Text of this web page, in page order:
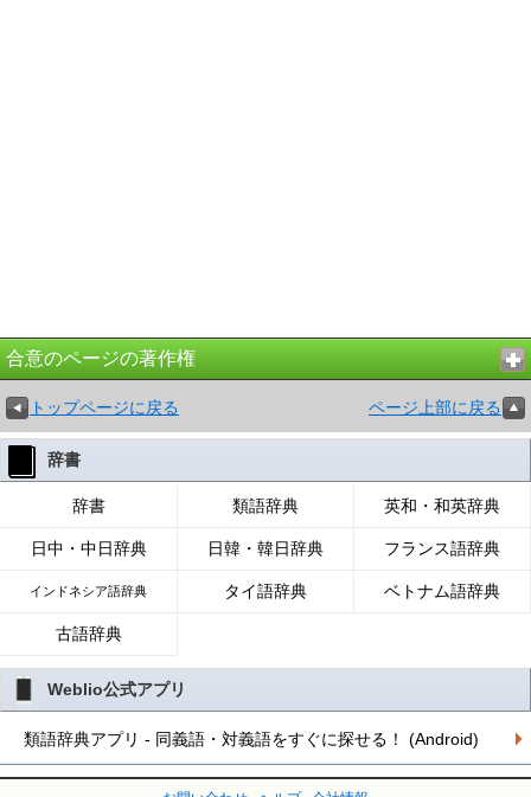
合意のページの著作権
トップページに戻る ページ上部に戻る
辞書
辞書 類語辞典 英和・和英辞典
日中・中日辞典 日韓・韓日辞典 フランス語辞典
インドネシア語辞典 タイ語辞典 ベトナム語辞典
古語辞典
Weblio公式アプリ
類語辞典アプリ - 同義語・対義語をすぐに探せる！ (Android)